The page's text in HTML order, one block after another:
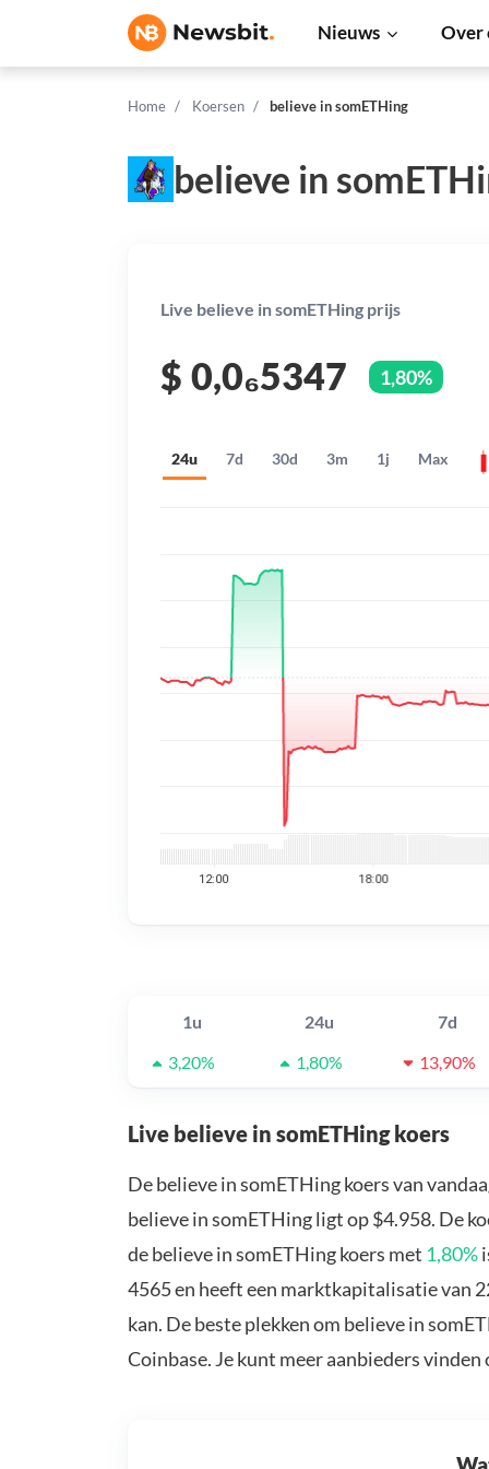
Nieuws Over
Home Koersen believe in somETHing
believe in
Live believe in somETHing prijs
$ 0,0₆5347 1,80%
24u 7d 30d 3m 1j Max
1u 24u
7d
3,20%
1,80% 13,90%
Live believe in somETHing koers
De believe in somETHing koers van
believe in somETHing ligt op $4.958. De
de believe in somETHing koers met 1,80%
4565 en heeft een marktkapitalisatie van
kan. De beste plekken om believe in
Coinbase. Je kunt meer aanbieders